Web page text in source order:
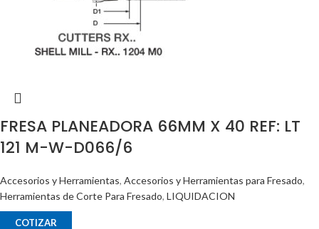
FRESA PLANEADORA 66MM X 40 REF: LT
121 M-W-D066/6
Accesorios y Herramientas, Accesorios y Herramientas para Fresado,
Herramientas de Corte Para Fresado, LIQUIDACION
COTIZAR